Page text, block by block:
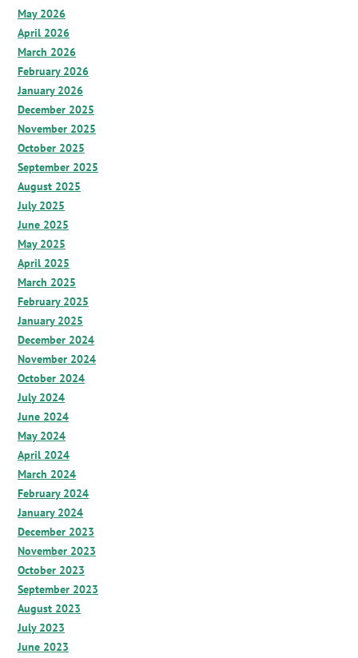
May 2026
April 2026
March 2026
February 2026
January 2026
December 2025
November 2025
October 2025
September 2025
August 2025
July 2025
June 2025
May 2025
April 2025
March 2025
February 2025
January 2025
December 2024
November 2024
October 2024
July 2024
June 2024
May 2024
April 2024
March 2024
February 2024
January 2024
December 2023
November 2023
October 2023
September 2023
August 2023
July 2023
June 2023